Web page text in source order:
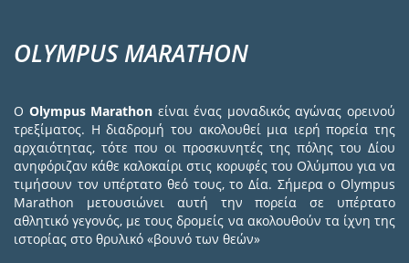
OLYMPUS MARATHON
Ο Olympus Marathon είναι ένας μοναδικός αγώνας ορεινού
τρεξίματος. Η διαδρομή του ακολουθεί μια ιερή πορεία της
αρχαιότητας, τότε που οι προσκυνητές της πόλης του Δίου
ανηφόριζαν κάθε καλοκαίρι στις κορυφές του Ολύμπου για να
τιμήσουν τον υπέρτατο θεό τους, το Δία. Σήμερα ο Olympus
Marathon μετουσιώνει αυτή την πορεία σε υπέρτατο
αθλητικό γεγονός, με τους δρομείς να ακολουθούν τα ίχνη της
ιστορίας στο θρυλικό «βουνό των θεών»